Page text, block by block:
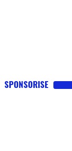
SPONSORISE